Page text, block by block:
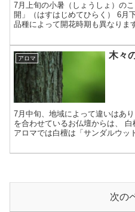
7月上旬の小暑（しょうしょ）の
開」（はすはじめてひらく） 6月
品種によって開花時期も異なりま
アロマ 木々
7月中旬、地域によって違いはあ
を合わせているお仏壇からは、 白
アロマでは白檀は「サンダルウッ
次の